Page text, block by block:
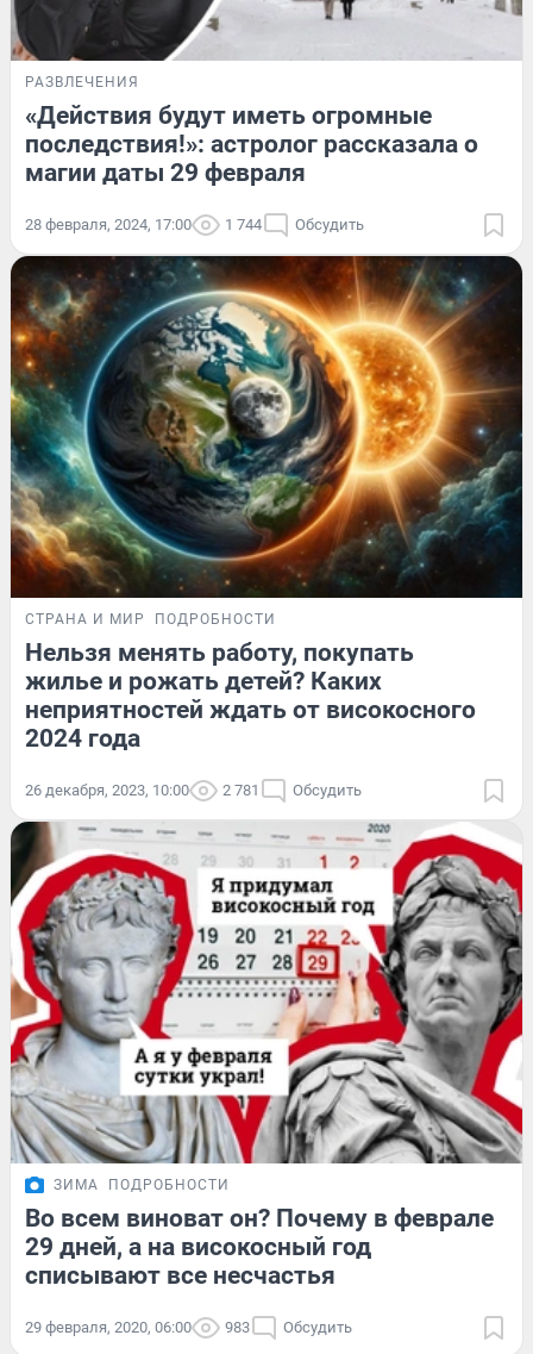
РАЗВЛЕЧЕНИЯ
«Действия будут иметь огромные
последствия!»: астролог рассказала о
магии даты 29 февраля
28 февраля, 2024, 17:00 1 744 Обсудить
СТРАНА И МИР ПОДРОБНОСТИ
Нельзя менять работу, покупать
жилье и рожать детей? Каких
неприятностей ждать от високосного
2024 года
26 декабря, 2023, 10:00 2 781 Обсудить
ЗИМА ПОДРОБНОСТИ
Во всем виноват он? Почему в феврале
29 дней, а на високосный год
списывают все несчастья
29 февраля, 2020, 06:00 983 Обсудить